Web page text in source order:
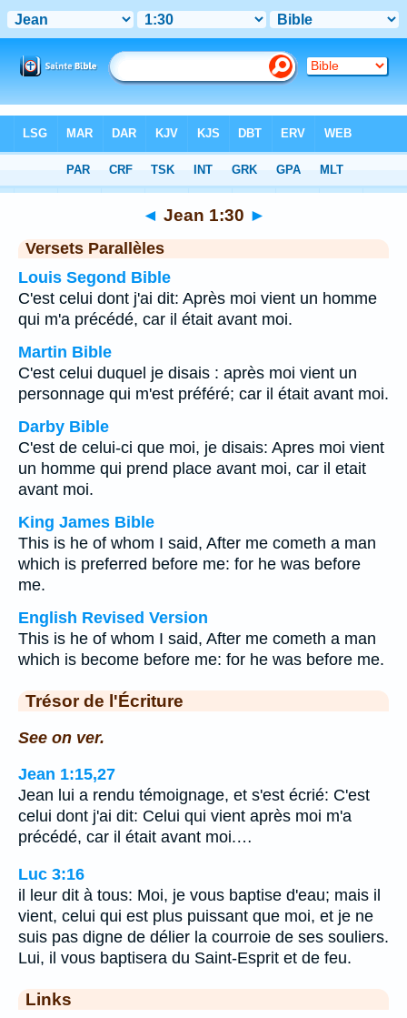
Chapitre 1> Verset 30
◄ Jean 1:30 ►
Versets Parallèles
Louis Segond Bible
C'est celui dont j'ai dit: Après moi vient un homme
qui m'a précédé, car il était avant moi.
Martin Bible
C'est celui duquel je disais : après moi vient un
personnage qui m'est préféré; car il était avant moi.
Darby Bible
C'est de celui-ci que moi, je disais: Apres moi vient
un homme qui prend place avant moi, car il etait
avant moi.
King James Bible
This is he of whom I said, After me cometh a man
which is preferred before me: for he was before
me.
English Revised Version
This is he of whom I said, After me cometh a man
which is become before me: for he was before me.
Trésor de l'Écriture
See on ver.
Jean 1:15,27
Jean lui a rendu témoignage, et s'est écrié: C'est
celui dont j'ai dit: Celui qui vient après moi m'a
précédé, car il était avant moi.…
Luc 3:16
il leur dit à tous: Moi, je vous baptise d'eau; mais il
vient, celui qui est plus puissant que moi, et je ne
suis pas digne de délier la courroie de ses souliers.
Lui, il vous baptisera du Saint-Esprit et de feu.
Links